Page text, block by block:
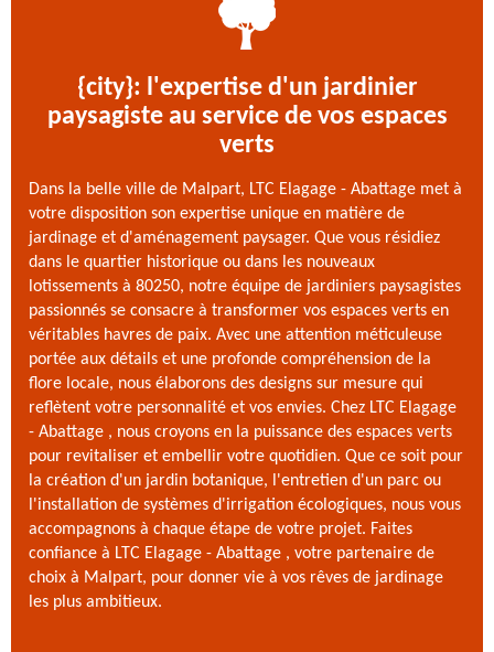
{city}: l'expertise d'un jardinier
paysagiste au service de vos espaces
verts
Dans la belle ville de Malpart, LTC Elagage - Abattage met à
votre disposition son expertise unique en matière de
jardinage et d'aménagement paysager. Que vous résidiez
dans le quartier historique ou dans les nouveaux
lotissements à 80250, notre équipe de jardiniers paysagistes
passionnés se consacre à transformer vos espaces verts en
véritables havres de paix. Avec une attention méticuleuse
portée aux détails et une profonde compréhension de la
flore locale, nous élaborons des designs sur mesure qui
reflètent votre personnalité et vos envies. Chez LTC Elagage
- Abattage , nous croyons en la puissance des espaces verts
pour revitaliser et embellir votre quotidien. Que ce soit pour
la création d'un jardin botanique, l'entretien d'un parc ou
l'installation de systèmes d'irrigation écologiques, nous vous
accompagnons à chaque étape de votre projet. Faites
confiance à LTC Elagage - Abattage , votre partenaire de
choix à Malpart, pour donner vie à vos rêves de jardinage
les plus ambitieux.